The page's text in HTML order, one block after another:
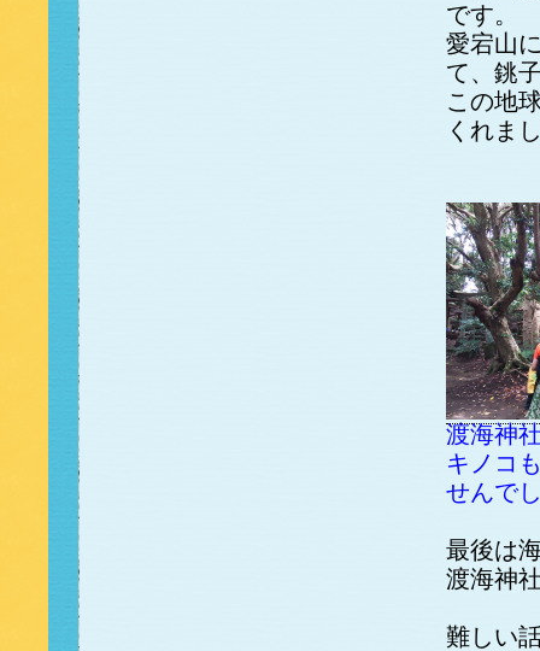
です。
愛宕山
て、銚
この地
くれま
渡海神
キノコ
せんで
最後は
渡海神
難しい